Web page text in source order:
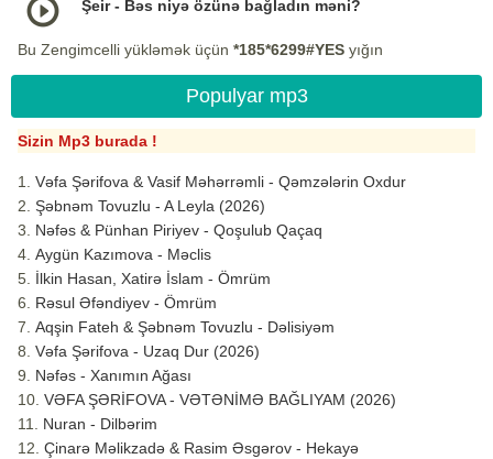
Şeir - Bəs niyə özünə bağladın məni?
Bu Zengimcelli yükləmək üçün *185*6299#YES yığın
Populyar mp3
Sizin Mp3 burada !
Vəfa Şərifova & Vasif Məhərrəmli - Qəmzələrin Oxdur
Şəbnəm Tovuzlu - A Leyla (2026)
Nəfəs & Pünhan Piriyev - Qoşulub Qaçaq
Aygün Kazımova - Məclis
İlkin Hasan, Xatirə İslam - Ömrüm
Rəsul Əfəndiyev - Ömrüm
Aqşin Fateh & Şəbnəm Tovuzlu - Dəlisiyəm
Vəfa Şərifova - Uzaq Dur (2026)
Nəfəs - Xanımın Ağası
VƏFA ŞƏRİFOVA - VƏTƏNİMƏ BAĞLIYAM (2026)
Nuran - Dilbərim
Çinarə Məlikzadə & Rasim Əsgərov - Hekayə